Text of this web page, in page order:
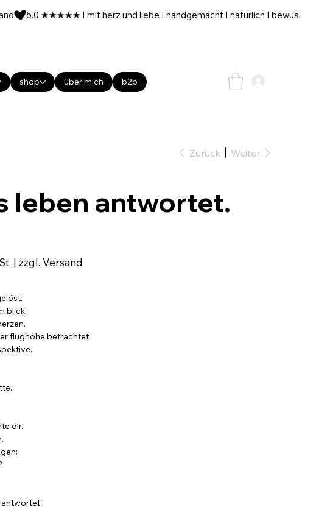
shop über:mich b2b
Zurück Weiter
leben antwortet.
| zzgl. Versand
blick.
flughöhe betrachtet.
dir.